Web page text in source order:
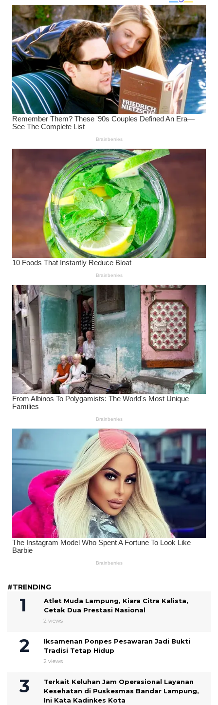
#TRENDING
Atlet Muda Lampung, Kiara Citra Kalista,
Cetak Dua Prestasi Nasional
2 views
Iksamenan Ponpes Pesawaran Jadi Bukti
Tradisi Tetap Hidup
2 views
Terkait Keluhan Jam Operasional Layanan
Kesehatan di Puskesmas Bandar Lampung,
Ini Kata Kadinkes Kota